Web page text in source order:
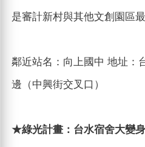
是審計新村與其他文創園區最
鄰近站名：向上國中 地址：
邊（中興街交叉口）
★綠光計畫：台水宿舍大變